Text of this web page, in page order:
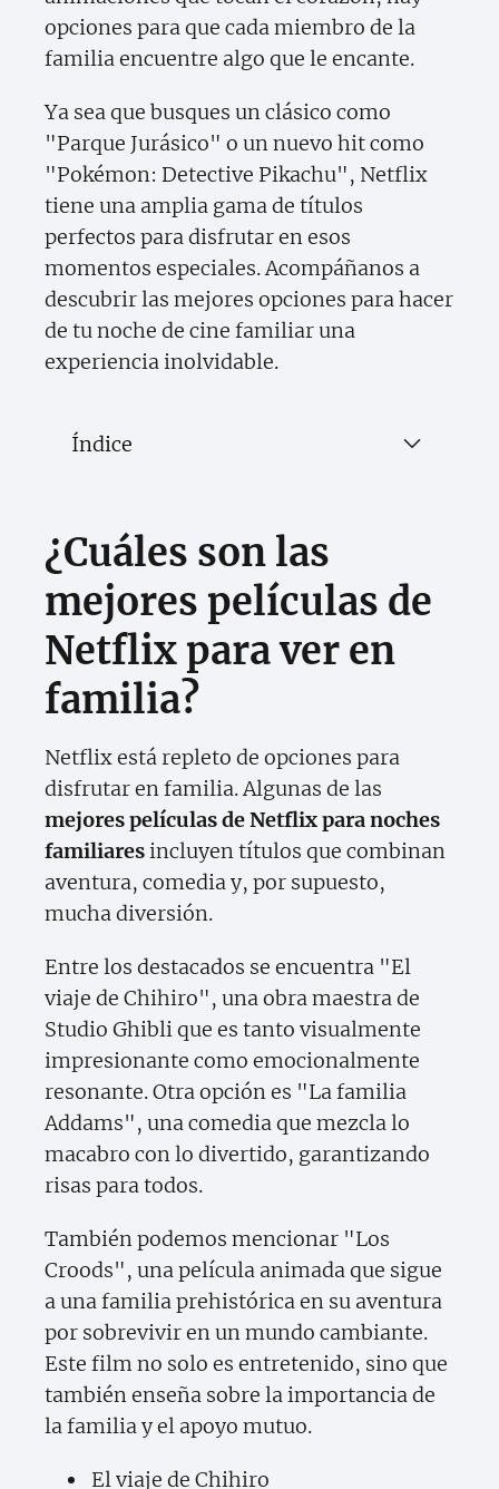
opciones para que cada miembro de la
familia encuentre algo que le encante.
Ya sea que busques un clásico como
"Parque Jurásico" o un nuevo hit como
"Pokémon: Detective Pikachu", Netflix
tiene una amplia gama de títulos
perfectos para disfrutar en esos
momentos especiales. Acompáñanos a
descubrir las mejores opciones para hacer
de tu noche de cine familiar una
experiencia inolvidable.
Índice
¿Cuáles son las
mejores películas de
Netflix para ver en
familia?
Netflix está repleto de opciones para
disfrutar en familia. Algunas de las
mejores películas de Netflix para noches
familiaresincluyen títulos que combinan
aventura, comedia y, por supuesto,
mucha diversión.
Entre los destacados se encuentra "El
viaje de Chihiro", una obra maestra de
Studio Ghibli que es tanto visualmente
impresionante como emocionalmente
resonante. Otra opción es "La familia
Addams", una comedia que mezcla lo
macabro con lo divertido, garantizando
risas para todos.
También podemos mencionar "Los
Croods", una película animada que sigue
a una familia prehistórica en su aventura
por sobrevivir en un mundo cambiante.
Este film no solo es entretenido, sino que
también enseña sobre la importancia de
la familia y el apoyo mutuo.
El viaje de Chihiro